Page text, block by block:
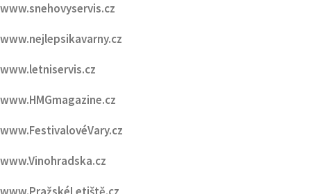
www.letniservis.cz
www.HMGmagazine.cz
www.FestivalovéVary.cz
www.Vinohradska.cz
www.PražskéLetiště.cz
www.PražskýHrad.cz